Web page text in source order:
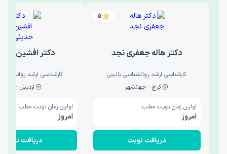
5
دکتر هاله جعفری نجد
کارشناسی ارشد روانشناسی بالینی
کرج - جهانشهر
اولین زمان نوبت مطب:
امروز
دریافت نوبت
دکتر افشین
کارشناسی ارشد
اردبیل - والی
اولین زمان نوبت مطب:
امروز
دریافت نوبت